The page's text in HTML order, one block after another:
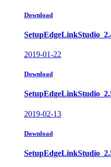
Download
2019-01-22
Download
2019-02-13
Download